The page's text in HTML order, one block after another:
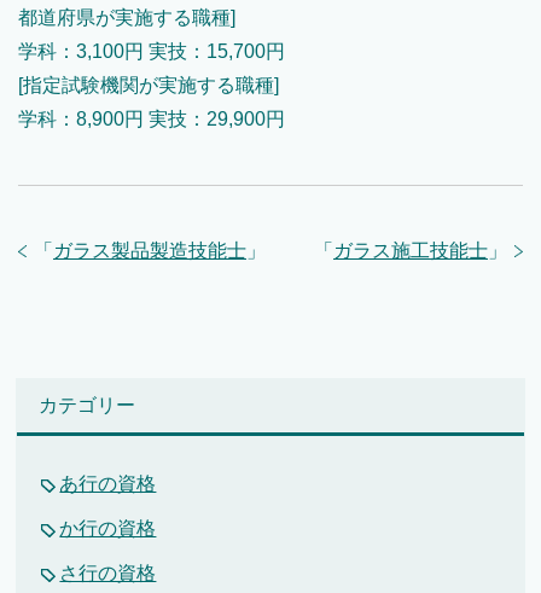
都道府県が実施する職種]
学科：3,100円 実技：15,700円
[指定試験機関が実施する職種]
学科：8,900円 実技：29,900円
「 ガラス施工技能士 」
「 ガラス製品製造技能士 」
カテゴリー
あ行の資格
か行の資格
さ行の資格